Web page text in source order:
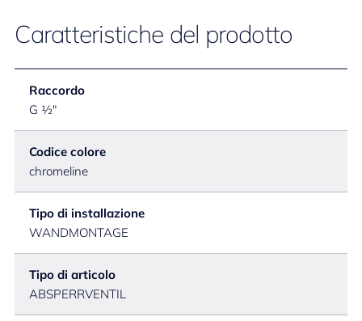
Caratteristiche del prodotto
Raccordo
G ½"
Codice colore
chromeline
Tipo di installazione
WANDMONTAGE
Tipo di articolo
ABSPERRVENTIL